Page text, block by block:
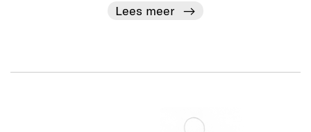
Lees meer